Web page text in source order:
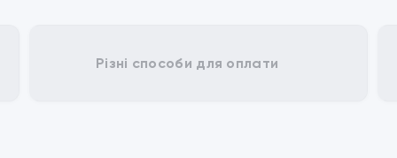
Різні способи для оплати